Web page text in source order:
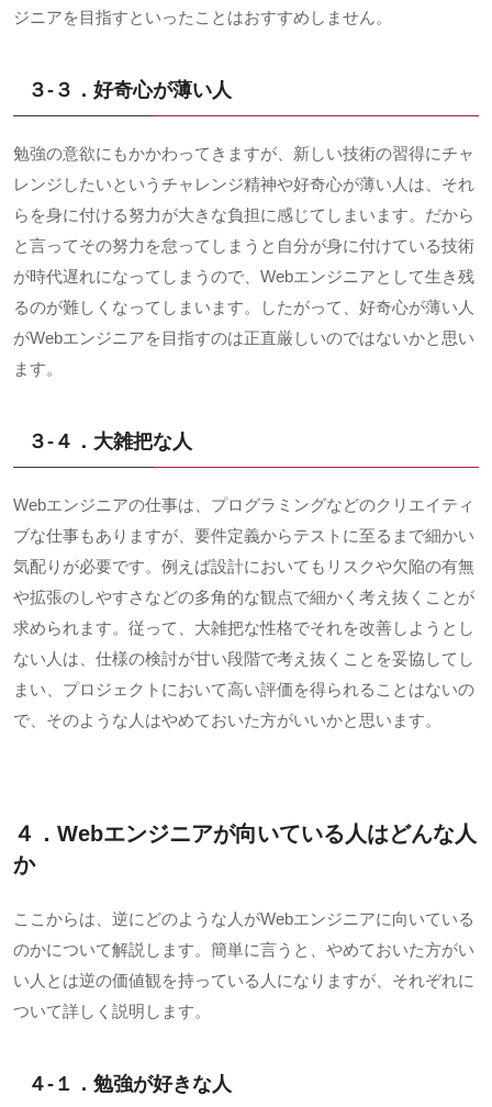
ジニアを目指すといったことはおすすめしません。
３-３．好奇心が薄い人
勉強の意欲にもかかわってきますが、新しい技術の習得にチャ
レンジしたいというチャレンジ精神や好奇心が薄い人は、それ
らを身に付ける努力が大きな負担に感じてしまいます。だから
と言ってその努力を怠ってしまうと自分が身に付けている技術
が時代遅れになってしまうので、 Webエンジニアとして生き残
るのが難しくなってしまいます。したがって、好奇心が薄い人
がWebエンジニアを目指すのは正直厳しいのではないかと思い
ます。
３-４．大雑把な人
Webエンジニアの仕事は、プログラミングなどのクリエイティ
ブな仕事もありますが、要件定義からテストに至るまで細かい
気配りが必要です。例えば設計においてもリスクや欠陥の有無
や拡張のしやすさなどの多角的な観点で細かく考え抜くことが
求められます。従って、大雑把な性格でそれを改善しようとし
ない人は、仕様の検討が甘い段階で考え抜くことを妥協してし
まい、プロジェクトにおいて高い評価を得られることはないの
で、そのような人はやめておいた方がいいかと思います。
４．Webエンジニアが向いている人はどんな人
か
ここからは、逆にどのような人がWebエンジニアに向いている
のかについて解説します。簡単に言うと、やめておいた方がい
い人とは逆の価値観を持っている人になりますが、それぞれに
ついて詳しく説明します。
４-１．勉強が好きな人